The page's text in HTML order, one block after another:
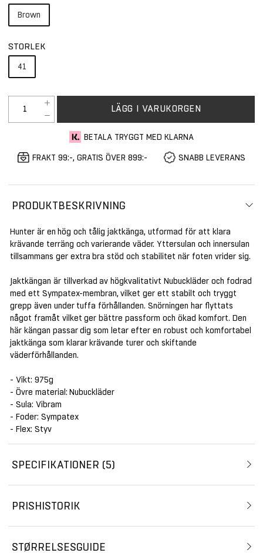
Brown
STORLEK
41
LÄGG I VARUKORGEN
BETALA TRYGGT MED KLARNA
FRAKT 99:-, GRATIS ÖVER 899:- SNABB LEVERANS
PRODUKTBESKRIVNING
Hunter är en hög och tålig jaktkänga, utformad för att klara
krävande terräng och varierande väder. Yttersulan och innersulan
tillsammans ger extra bra stöd och stabilitet när foten vrider sig.
Jaktkängan är tillverkad av högkvalitativt Nubuckläder och fodrad
med ett Sympatex-membran, vilket ger ett stabilt och tryggt
grepp även under tuffa förhållanden. Snörningen har flyttats
något framåt vilket ger bättre passform och ökad komfort. Den
här kängan passar dig som letar efter en robust och komfortabel
jaktkänga som klarar krävande turer och skiftande
väderförhållanden.
- Vikt: 975g
- Övre material: Nubuckläder
- Sula: Vibram
- Foder: Sympatex
- Flex: Styv
SPECIFIKATIONER 5
PRISHISTORIK
STØRRELSESGUIDE